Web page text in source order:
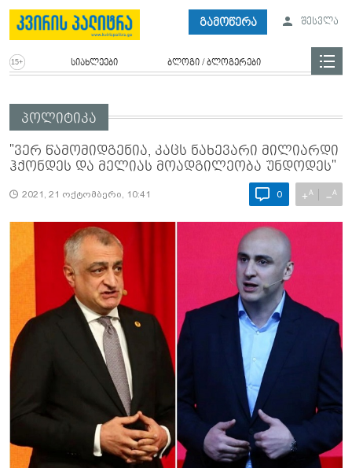
გამოწერა შესვლა
სიახლეები ბლოგი / ბლოგერები
პოლიტიკა
"ვერ წამომიდგენია, კაცს ნახევარი მილიარდი
ჰქონდეს და მელიას მოადგილეობა უნდოდეს"
2021, 21 ოქტომბერი, 10:41 0 +A −A